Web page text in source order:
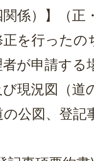
関係）】（
を行ったの
が申請する
現況図（道
公図、登記